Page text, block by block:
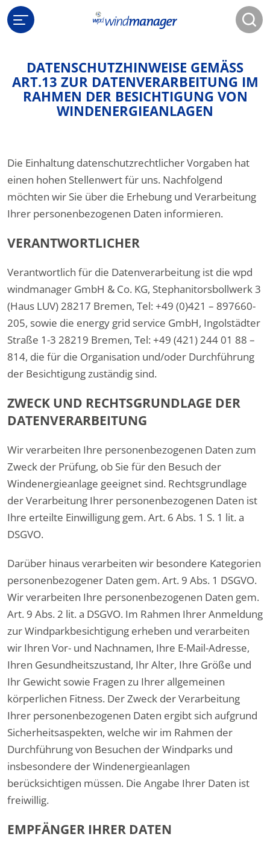
DATENSCHUTZHINWEISE GEMÄSS A
RT.13 ZUR DATENVERARBEITUNG IM R
AHMEN DER BESICHTIGUNG VON W
INDENERGIEANLAGEN
Die Einhaltung datenschutzrechtlicher Vorgaben hat
einen hohen Stellenwert für uns. Nachfolgend
möchten wir Sie über die Erhebung und Verarbeitung
Ihrer personenbezogenen Daten informieren.
VERANTWORTLICHER
Verantwortlich für die Datenverarbeitung ist die wpd
windmanager GmbH & Co. KG, Stephanitorsbollwerk 3
(Haus LUV) 28217 Bremen, Tel: +49 (0)421 – 897660-
205, sowie die energy grid service GmbH, Ingolstädter
Straße 1-3 28219 Bremen, Tel: +49 (421) 244 01 88 –
814, die für die Organisation und/oder Durchführung
der Besichtigung zuständig sind.
ZWECK UND RECHTSGRUNDLAGE DER
DATENVERARBEITUNG
Wir verarbeiten Ihre personenbezogenen Daten zum
Zweck der Prüfung, ob Sie für den Besuch der
Windenergieanlage geeignet sind. Rechtsgrundlage
der Verarbeitung Ihrer personenbezogenen Daten ist
Ihre erteilte Einwilligung gem. Art. 6 Abs. 1 S. 1 lit. a
DSGVO.
Darüber hinaus verarbeiten wir besondere Kategorien
personenbezogener Daten gem. Art. 9 Abs. 1 DSGVO.
Wir verarbeiten Ihre personenbezogenen Daten gem.
Art. 9 Abs. 2 lit. a DSGVO. Im Rahmen Ihrer Anmeldung
zur Windparkbesichtigung erheben und verarbeiten
wir Ihren Vor- und Nachnamen, Ihre E-Mail-Adresse,
Ihren Gesundheitszustand, Ihr Alter, Ihre Größe und
Ihr Gewicht sowie Fragen zu Ihrer allgemeinen
körperlichen Fitness. Der Zweck der Verarbeitung
Ihrer personenbezogenen Daten ergibt sich aufgrund
Sicherheitsaspekten, welche wir im Rahmen der
Durchführung von Besuchen der Windparks und
insbesondere der Windenergieanlagen
berücksichtigen müssen. Die Angabe Ihrer Daten ist
freiwillig.
EMPFÄNGER IHRER DATEN